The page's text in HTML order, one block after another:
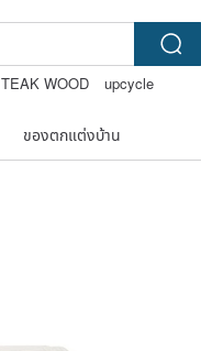
TEAK WOOD
upcycle
ของตกแต่งบ้าน